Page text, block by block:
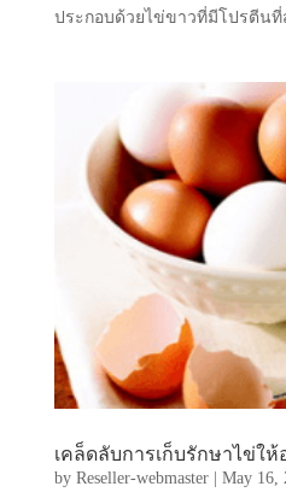
ประกอบด้วยไข่ขาวที่มีโปรตีนที่
เคล็ดลับการเก็บรักษาไข่ให้
by Reseller-webmaster| May 16,